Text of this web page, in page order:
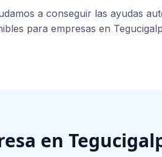
a conseguir las ayudas
para empresas en
en